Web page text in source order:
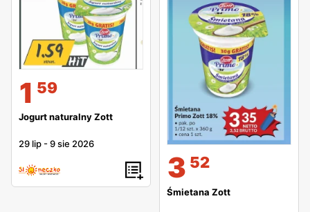
1 59
Jogurt naturalny Zott
29 lip -9 sie 2026
3 52
Śmietana Zott